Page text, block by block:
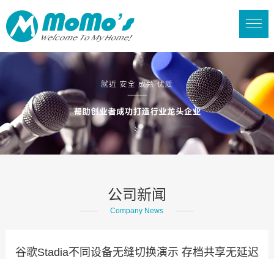
公司新闻
Company News
谷歌Stadia不同设备无缝切换演示 存档共享无延迟